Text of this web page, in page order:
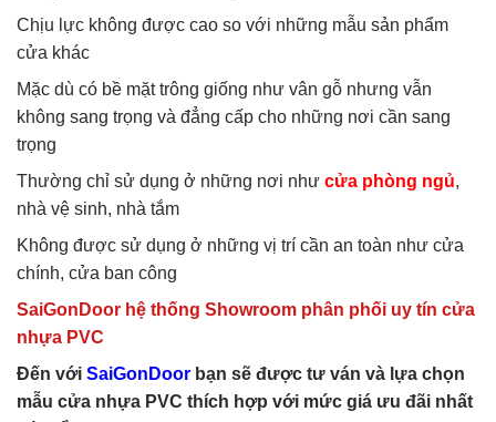
Chịu lực không được cao so với những mẫu sản phẩm
cửa khác
Mặc dù có bề mặt trông giống như vân gỗ nhưng vẫn
không sang trọng và đẳng cấp cho những nơi cần sang
trọng
Thường chỉ sử dụng ở những nơi như cửa phòng ngủ,
nhà vệ sinh, nhà tắm
Không được sử dụng ở những vị trí cần an toàn như cửa
chính, cửa ban công
SaiGonDoor hệ thống Showroom phân phối uy tín cửa
nhựa PVC
Đến với SaiGonDoor bạn sẽ được tư ván và lựa chọn
mẫu cửa nhựa PVC thích hợp với mức giá ưu đãi nhất